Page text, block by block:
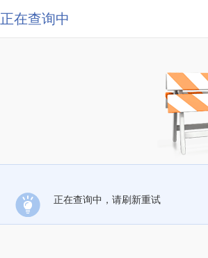
正在查询中
正在查询中，请刷新重试